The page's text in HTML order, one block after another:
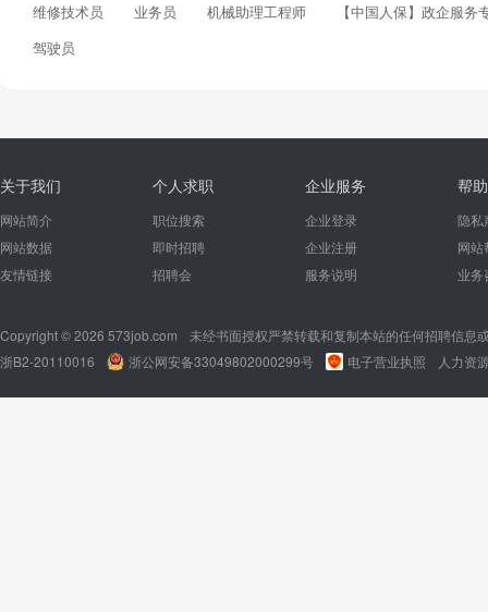
维修技术员
业务员 机械助理工程师
【中国人保】政企服务
驾驶员
关于我们
网站简介
网站数据
友情链接
个人求职
职位搜索
即时招聘
招聘会
企业服务
企业登录
企业注册
服务说明
帮
隐私
网站
业务
Copyright © 2026 573job.com
未经书面授权严禁转载和复制本站的任何招聘信息
浙B2-20110016
浙公网安备33049802000299号 电子营业执照 人力资